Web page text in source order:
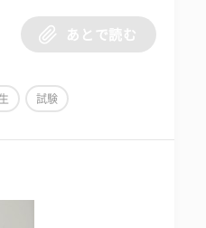
あとで読む
試験